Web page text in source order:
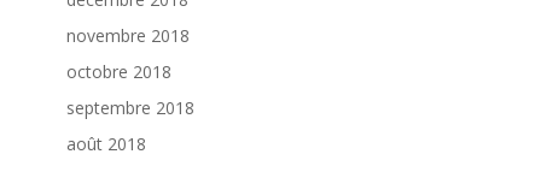
novembre 2018
octobre 2018
septembre 2018
août 2018